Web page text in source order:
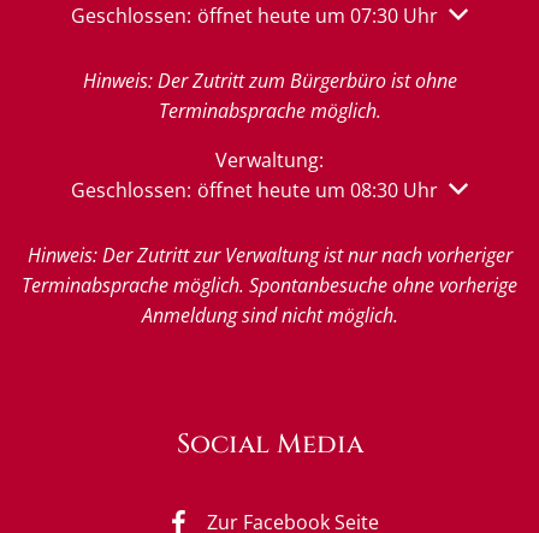
Klicken, um weitere Öffnungs- oder Schließzeiten
Geschlossen: öffnet heute um 07:30 Uhr
Hinweis: Der Zutritt zum Bürgerbüro ist ohne
Terminabsprache möglich.
Verwaltung:
Klicken, um weitere Öffnungs- oder Schließzeiten
Geschlossen: öffnet heute um 08:30 Uhr
Hinweis: Der Zutritt zur Verwaltung ist nur nach vorheriger
Terminabsprache möglich. Spontanbesuche ohne vorherige
Anmeldung sind nicht möglich.
Social Media
Zur Facebook Seite